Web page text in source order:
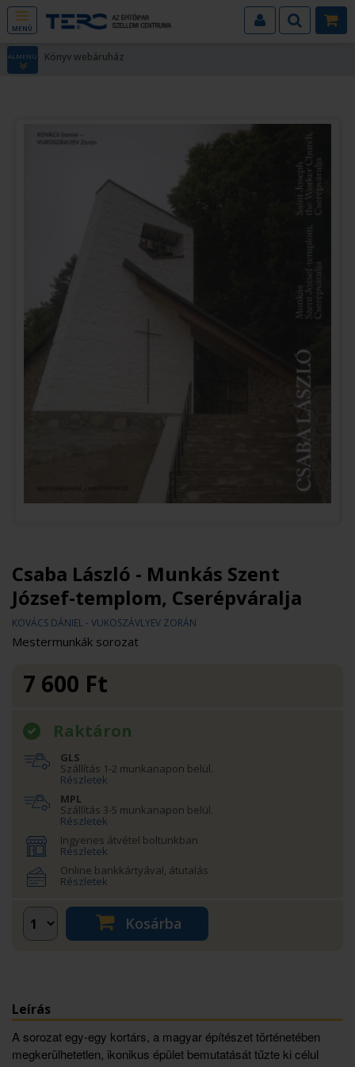
MENÜ
ALMENÜ Könyv webáruház
Csaba László - Munkás Szent
József-templom, Cserépváralja
KOVÁCS DÁNIEL - VUKOSZÁVLYEV ZORÁN
Mestermunkák sorozat
7 600 Ft
Raktáron
GLS
Szállítás 1-2 munkanapon belül.
Részletek
MPL
Szállítás 3-5 munkanapon belül.
Részletek
Ingyenes átvétel boltunkban
Részletek
Online bankkártyával, átutalás
Részletek
Kosárba
Leírás
A sorozat egy-egy kortárs, a magyar építészet történetében
megkerülhetetlen, ikonikus épület bemutatását tűzte ki célul